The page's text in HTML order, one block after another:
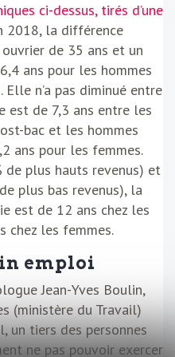
ci-dessus, tirés d’une
2018, la différence
ouvrier de 35 ans et un
ans pour les hommes
n’a pas diminué entre
est de 7,3 ans entre les
bac et les hommes
ans pour les femmes.
de plus hauts revenus) et
plus bas revenus), la
est de 12 ans chez les
chez les femmes.
emploi
Jean-Yves Boulin,
(ministère du Travail)
un tiers des personnes
ne pas pouvoir exercer